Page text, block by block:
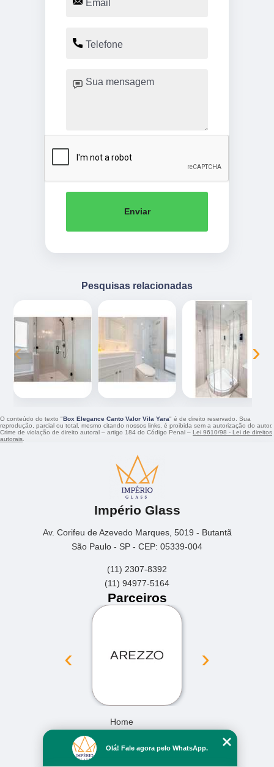
Enviar
Pesquisas relacionadas
‹ ›
O conteúdo do texto "Box Elegance Canto Valor Vila Yara" é de direito reservado. Sua
reprodução, parcial ou total, mesmo citando nossos links, é proibida sem a autorização do autor.
Crime de violação de direito autoral – artigo 184 do Código Penal – Lei 9610/98 - Lei de direitos
autorais.
Império Glass
Av. Corifeu de Azevedo Marques, 5019 - Butantã
São Paulo - SP - CEP: 05339-004
(11) 2307-8392
(11) 94977-5164
Parceiros
‹ ›
Home
Missão
Serviços
Olá! Fale agora pelo WhatsApp.